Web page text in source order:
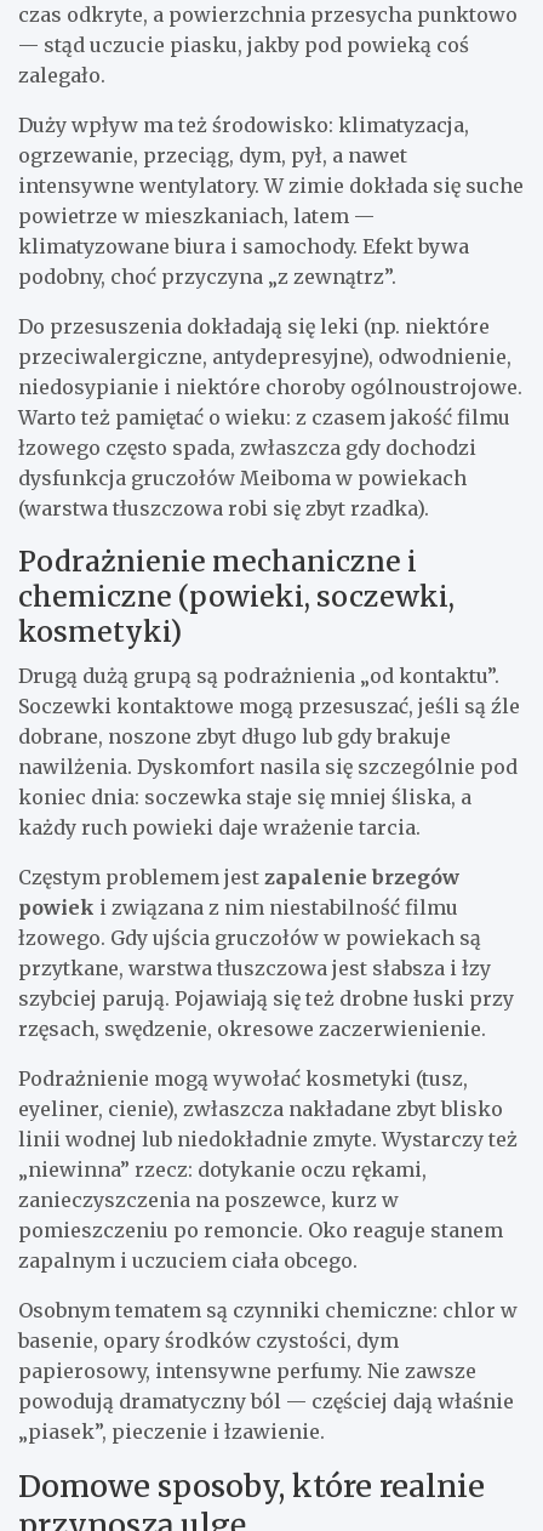
czas odkryte, a powierzchnia przesycha punktowo
— stąd uczucie piasku, jakby pod powieką coś
zalegało.
Duży wpływ ma też środowisko: klimatyzacja,
ogrzewanie, przeciąg, dym, pył, a nawet
intensywne wentylatory. W zimie dokłada się suche
powietrze w mieszkaniach, latem —
klimatyzowane biura i samochody. Efekt bywa
podobny, choć przyczyna „z zewnątrz”.
Do przesuszenia dokładają się leki (np. niektóre
przeciwalergiczne, antydepresyjne), odwodnienie,
niedosypianie i niektóre choroby ogólnoustrojowe.
Warto też pamiętać o wieku: z czasem jakość filmu
łzowego często spada, zwłaszcza gdy dochodzi
dysfunkcja gruczołów Meiboma w powiekach
(warstwa tłuszczowa robi się zbyt rzadka).
Podrażnienie mechaniczne i
chemiczne (powieki, soczewki,
kosmetyki)
Drugą dużą grupą są podrażnienia „od kontaktu”.
Soczewki kontaktowe mogą przesuszać, jeśli są źle
dobrane, noszone zbyt długo lub gdy brakuje
nawilżenia. Dyskomfort nasila się szczególnie pod
koniec dnia: soczewka staje się mniej śliska, a
każdy ruch powieki daje wrażenie tarcia.
Częstym problemem jest zapalenie brzegów
powiek i związana z nim niestabilność filmu
łzowego. Gdy ujścia gruczołów w powiekach są
przytkane, warstwa tłuszczowa jest słabsza i łzy
szybciej parują. Pojawiają się też drobne łuski przy
rzęsach, swędzenie, okresowe zaczerwienienie.
Podrażnienie mogą wywołać kosmetyki (tusz,
eyeliner, cienie), zwłaszcza nakładane zbyt blisko
linii wodnej lub niedokładnie zmyte. Wystarczy też
„niewinna” rzecz: dotykanie oczu rękami,
zanieczyszczenia na poszewce, kurz w
pomieszczeniu po remoncie. Oko reaguje stanem
zapalnym i uczuciem ciała obcego.
Osobnym tematem są czynniki chemiczne: chlor w
basenie, opary środków czystości, dym
papierosowy, intensywne perfumy. Nie zawsze
powodują dramatyczny ból — częściej dają właśnie
„piasek”, pieczenie i łzawienie.
Domowe sposoby, które realnie